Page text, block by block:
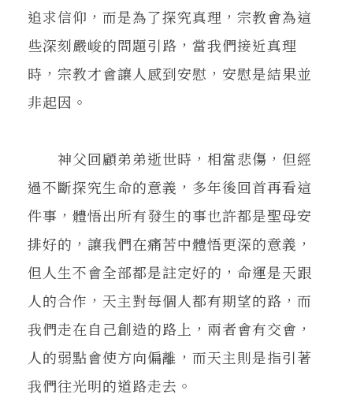
追求信仰，而是為了探究真理，宗教會為這
些深刻嚴峻的問題引路，當我們接近真理
時，宗教才會讓人感到安慰，安慰是結果並
非起因。
神父回顧弟弟逝世時，相當悲傷，但經
過不斷探究生命的意義，多年後回首再看這
件事，體悟出所有發生的事也許都是聖母安
排好的，讓我們在痛苦中體悟更深的意義，
但人生不會全部都是註定好的，命運是天跟
人的合作，天主對每個人都有期望的路，而
我們走在自己創造的路上，兩者會有交會，
人的弱點會使方向偏離，而天主則是指引著
我們往光明的道路走去。